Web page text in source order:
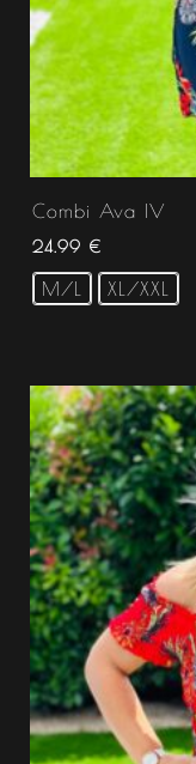
Combi Ava IV
24.99 €
M/L XL/XXL